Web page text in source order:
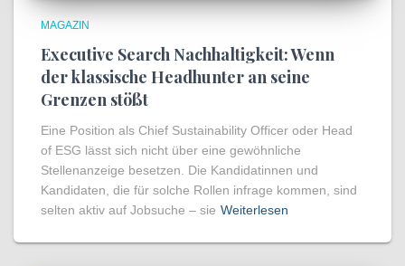
MAGAZIN
Executive Search Nachhaltigkeit: Wenn
der klassische Headhunter an seine
Grenzen stößt
Eine Position als Chief Sustainability Officer oder Head
of ESG lässt sich nicht über eine gewöhnliche
Stellenanzeige besetzen. Die Kandidatinnen und
Kandidaten, die für solche Rollen infrage kommen, sind
selten aktiv auf Jobsuche – sie Weiterlesen